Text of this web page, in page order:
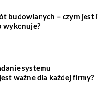
budowlanych – czym jest i
wykonuje?
systemu
ważne dla każdej firmy?